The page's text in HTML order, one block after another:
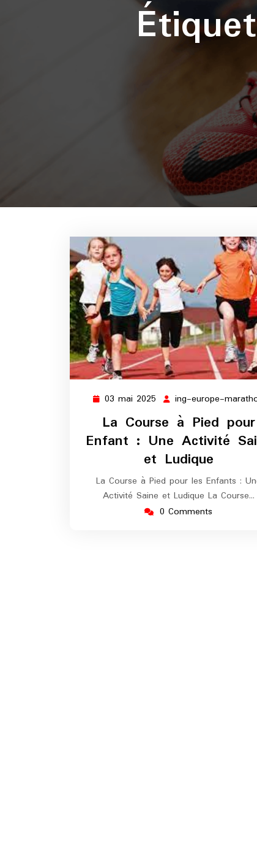
03 mai 2025 03
2025
ing-europe-
La Course à Pied pour
Enfant : Une Activité
et Ludique
La Course à Pied pour les Enfants :
Activité Saine et Ludique La Course…
0 Comments